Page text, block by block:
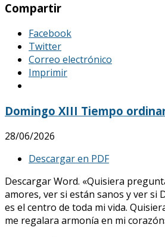
Compartir
Facebook
Twitter
Correo electrónico
Imprimir
Domingo XIII Tiempo
28/06/2026
Descargar en PDF
Descargar Word. «Quisiera
amores, ver si están sanos y ver si
es el centro de toda mi vida.
me regalara armonía en mi